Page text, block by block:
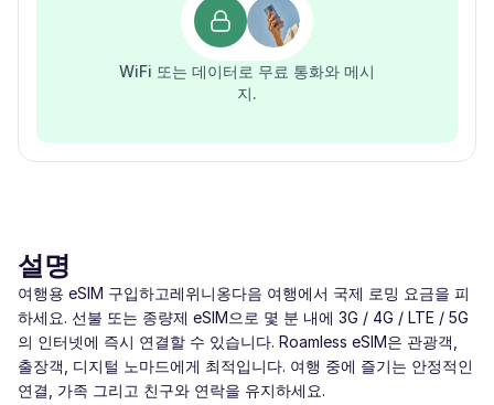
WiFi 또는 데이터로 무료 통화와 메시
지.
설명
여행용 eSIM 구입하고레위니옹다음 여행에서 국제 로밍 요금을 피
하세요. 선불 또는 종량제 eSIM으로 몇 분 내에 3G / 4G / LTE / 5G
의 인터넷에 즉시 연결할 수 있습니다. Roamless eSIM은 관광객,
출장객, 디지털 노마드에게 최적입니다. 여행 중에 즐기는 안정적인
연결, 가족 그리고 친구와 연락을 유지하세요.